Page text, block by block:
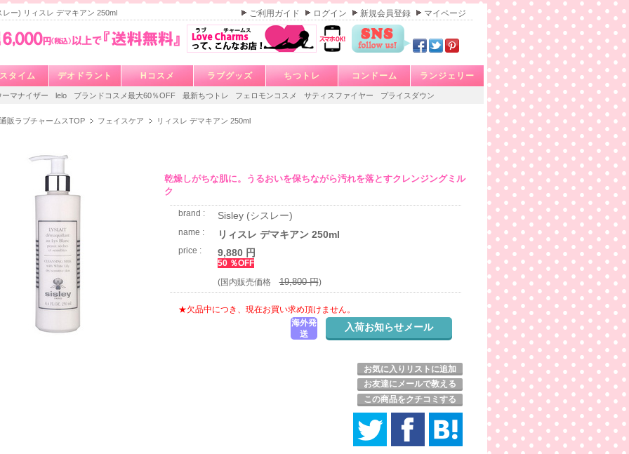
レー) リィスレ デマキアン 250ml ご利用ガイド ログイン 新規会員登録 マイページ
タイム デオドラント Hコスメ ラブグッズ ちつトレ コンドーム ランジェリー
ーマナイザー lelo ブランドコスメ最大60％OFF 最新ちつトレ フェロモンコスメ サティスファイヤー プライスダウン
販ラブチャームスTOP フェイスケア リィスレ デマキアン 250ml
乾燥しがちな肌に。うるおいを保ちながら汚れを落とすクレンジングミル
ク
brand : Sisley (シスレー)
name : リィスレ デマキアン 250ml
price : 9,880 円
50 ％OFF
(国内販売価格19,800 円)
★欠品中につき、現在お買い求め頂けません。
海外発
送
お気に入りリストに追加
お友達にメールで教える
この商品をクチコミする